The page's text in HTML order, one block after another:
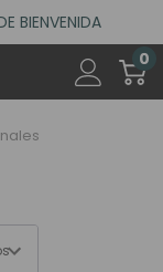
BIENVENIDA
MADRID
0